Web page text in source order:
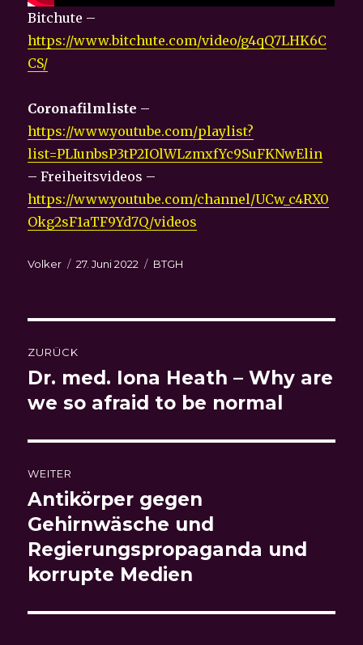
Bitchute –
https://www.bitchute.com/video/g4qQ7LHK6C
CS/
Coronafilmliste –
https://www.youtube.com/playlist?
list=PLIunbsP3tP2IOlWLzmxfYc9SuFKNwElin
– Freiheitsvideos –
https://www.youtube.com/channel/UCw_c4RX0
Okg2sF1aTF9Yd7Q/videos
Autor
Volker
Veröffentlicht
27. Juni 2022 Kategorien
BTGH
ZURÜCK
Vorheriger
Beitrag:
Dr. med. Iona Heath – Why are
we so afraid to be normal
WEITER
Nächster
Beitrag:
Antikörper gegen
Gehirnwäsche und
Regierungspropaganda und
korrupte Medien